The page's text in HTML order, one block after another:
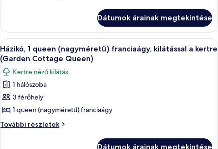
több
ágy
(Connecting
Mandira
Signature)
(Connecting
Mandira
Signature)
további
részletei
Dátumok árainak megtekintése
A
következő
szoba
összes
képének
megtekintése:
Házikó,
1
Egy modern szállodai szoba két
8
Házikó, 1 queen (nagyméretű) franciaágy, kilátással a kertre
(Garden Cottage Queen)
Kertre néző kilátás
1 hálószoba
3 férőhely
1 queen (nagyméretű) franciaágy
További részletek
Házikó,
Dátumok árainak megtekintése